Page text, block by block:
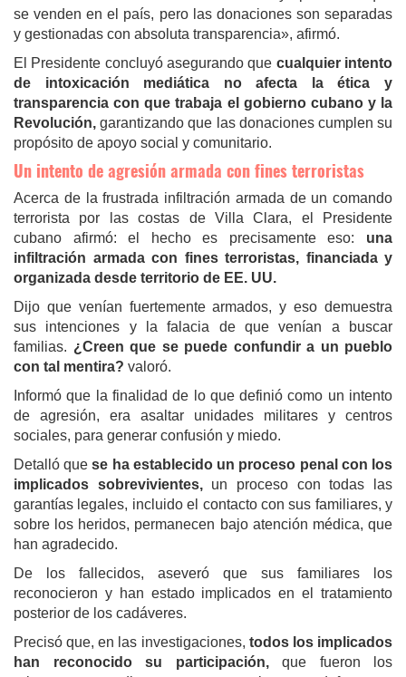
se venden en el país, pero las donaciones son separadas
y gestionadas con absoluta transparencia», afirmó.
El Presidente concluyó asegurando que cualquier intento
de intoxicación mediática no afecta la ética y
transparencia con que trabaja el gobierno cubano y la
Revolución, garantizando que las donaciones cumplen su
propósito de apoyo social y comunitario.
Un intento de agresión armada con fines terroristas
Acerca de la frustrada infiltración armada de un comando
terrorista por las costas de Villa Clara, el Presidente
cubano afirmó: el hecho es precisamente eso: una
infiltración armada con fines terroristas, financiada y
organizada desde territorio de EE. UU.
Dijo que venían fuertemente armados, y eso demuestra
sus intenciones y la falacia de que venían a buscar
familias. ¿Creen que se puede confundir a un pueblo
con tal mentira? valoró.
Informó que la finalidad de lo que definió como un intento
de agresión, era asaltar unidades militares y centros
sociales, para generar confusión y miedo.
Detalló quese ha establecido un proceso penal con los
implicados sobrevivientes,un proceso con todas las
garantías legales, incluido el contacto con sus familiares, y
sobre los heridos, permanecen bajo atención médica, que
han agradecido.
De los fallecidos, aseveró que sus familiares los
reconocieron y han estado implicados en el tratamiento
posterior de los cadáveres.
Precisó que, en las investigaciones, todos los implicados
han reconocido su participación,que fueron los